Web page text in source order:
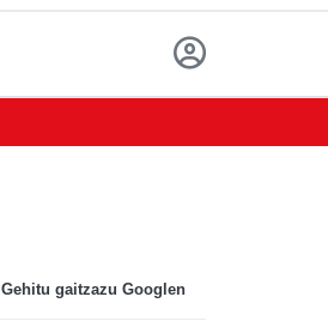
Gehitu gaitzazu Googlen